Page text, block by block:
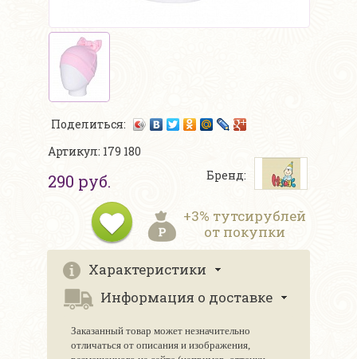
Поделиться:
Артикул: 179 180
290 руб. Бренд:
+3% тутсирублей
от покупки
Характеристики
Информация о доставке
Заказанный товар может незначительно
отличаться от описания и изображения,